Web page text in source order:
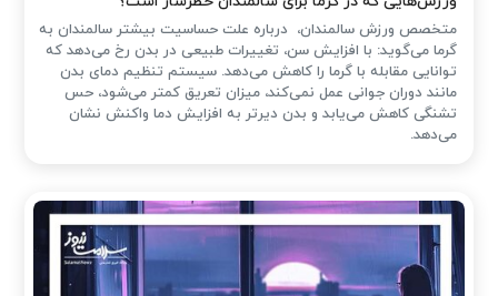
متخصص ورزش سالمندان، درباره علت حساسیت بیشتر سالمندان به
گرما می‌گوید: با افزایش سن، تغییرات طبیعی در بدن رخ می‌دهد که
توانایی مقابله با گرما را کاهش می‌دهد. سیستم تنظیم دمای بدن
مانند دوران جوانی عمل نمی‌کند، میزان تعریق کمتر می‌شود، حس
تشنگی کاهش می‌یابد و بدن دیرتر به افزایش دما واکنش نشان
می‌دهد.